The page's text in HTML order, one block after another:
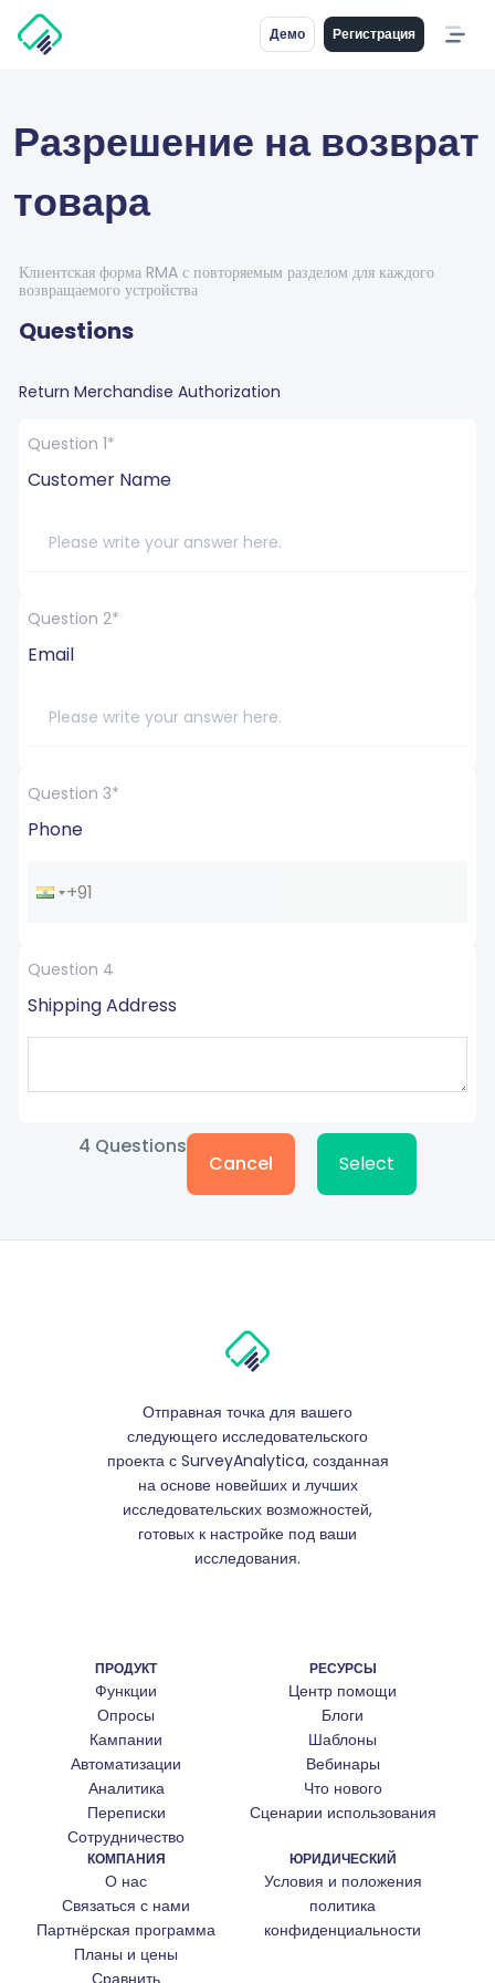
Демо Регистрация
Разрешение на возврат
товара
Клиентская форма RMA с повторяемым разделом для каждого
возвращаемого устройства
Questions
Return Merchandise Authorization
Question 1*
Customer Name
Question 2*
Email
Question 3*
Phone
Question 4
Shipping Address
4 Questions
Cancel Select
Отправная точка для вашего
следующего исследовательского
проекта с SurveyAnalytica, созданная
на основе новейших и лучших
исследовательских возможностей,
готовых к настройке под ваши
исследования.
ПРОДУКТ
Функции
Опросы
Кампании
Автоматизации
Аналитика
Переписки
Сотрудничество
РЕСУРСЫ
Центр помощи
Блоги
Шаблоны
Вебинары
Что нового
Сценарии использования
КОМПАНИЯ
О нас
Связаться с нами
Партнёрская программа
Планы и цены
Сравнить
ЮРИДИЧЕСКИЙ
Условия и положения
политика
конфиденциальности